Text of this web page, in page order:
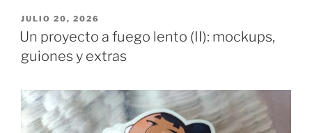
Sun»
PUBLICADO
EL
JULIO 20, 2026
Un proyecto a fuego lento (II): mockups,
guiones y extras